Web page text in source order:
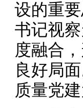
设的重
书记视
度融合
良好局
质量党